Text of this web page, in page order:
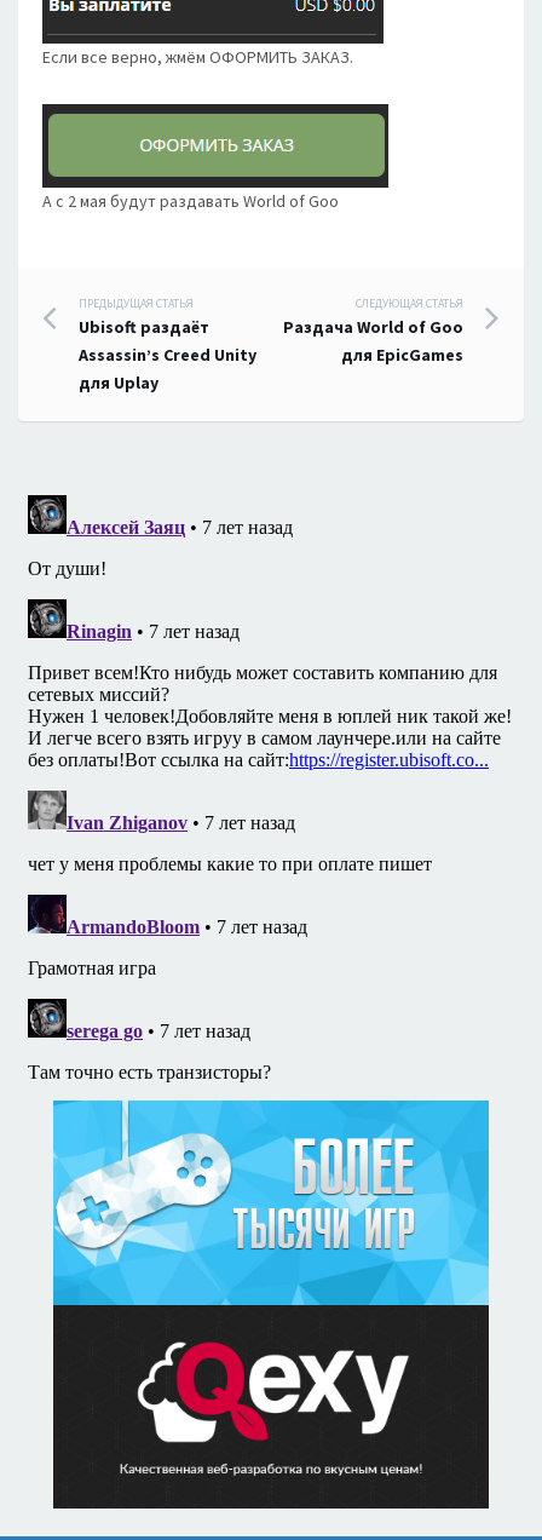
Если все верно, жмём ОФОРМИТЬ ЗАКАЗ.
А с 2 мая будут раздавать World of Goo
Навигация
по
записям
ПРЕДЫДУЩАЯ СТАТЬЯ
Ubisoft раздаёт
Assassin’s Creed Unity
для Uplay
СЛЕДУЮЩАЯ СТАТЬЯ
Раздача World of Goo
для EpicGames